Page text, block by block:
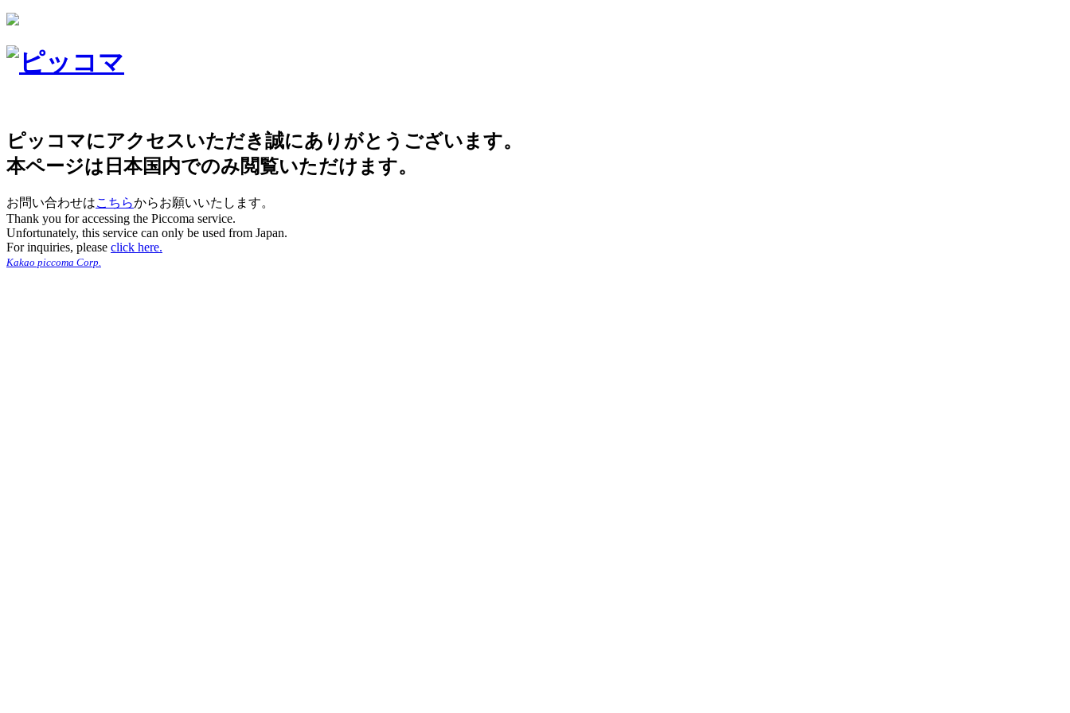
ピッコマにアクセスいただき誠にありがとうございます。
本ページは日本国内でのみ閲覧いただけます。
お問い合わせはこちらからお願いいたします。
Thank you for accessing the Piccoma service.
Unfortunately, this service can only be used from Japan.
For inquiries, please click here.
Kakao piccoma Corp.